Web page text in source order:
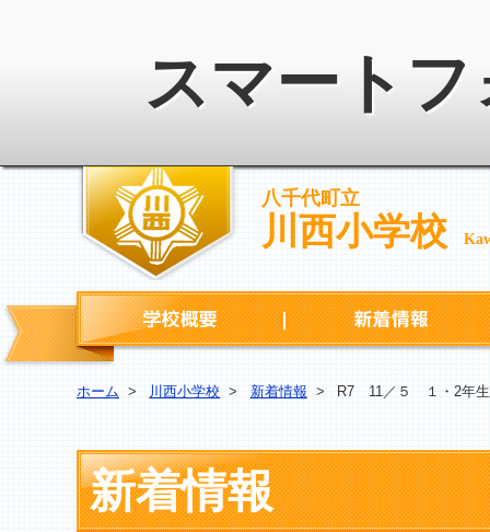
スマート
八千代町立
川西小学校
学校概要
ホーム > 川西小学校 > 新着情報 > R7 11／５ １・2年生
新着情報